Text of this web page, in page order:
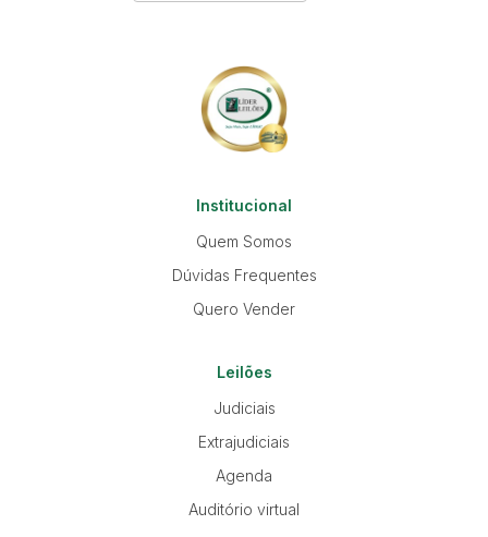
Institucional
Quem Somos
Dúvidas Frequentes
Quero Vender
Leilões
Judiciais
Extrajudiciais
Agenda
Auditório virtual